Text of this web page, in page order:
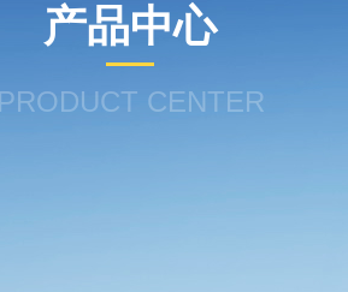
产品中心
PRODUCT CENTER